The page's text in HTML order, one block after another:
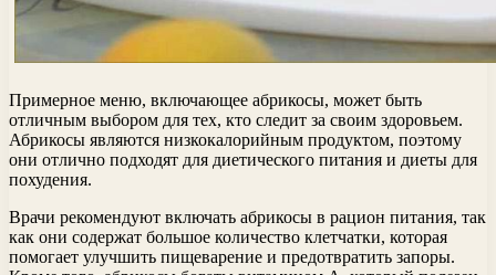
Примерное меню, включающее абрикосы, может быть
отличным выбором для тех, кто следит за своим здоровьем.
Абрикосы являются низкокалорийным продуктом, поэтому
они отлично подходят для диетического питания и диеты для
похудения.
Врачи рекомендуют включать абрикосы в рацион питания, так
как они содержат большое количество клетчатки, которая
помогает улучшить пищеварение и предотвратить запоры.